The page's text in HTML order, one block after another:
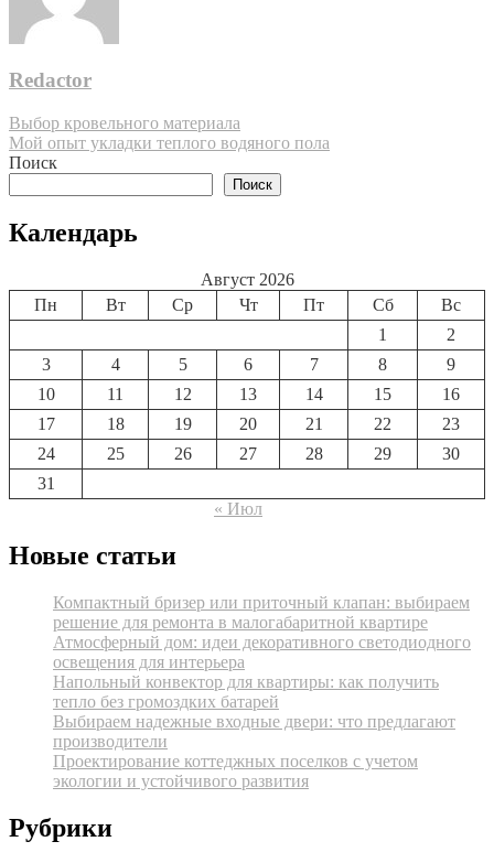
Redactor
Навигация
по
Выбор кровельного материала
Мой опыт укладки теплого водяного пола
Поиск
Поиск
Календарь
Август 2026
Пн
Вт Ср Чт Пт Сб
Вс
1
2
3
4 5 6 7 8
9
10
11 12 13 14 15
16
17
18 19 20 21 22
23
24
25 26 27 28 29
30
31
« Июл
Новые статьи
Компактный бризер или приточный клапан: выбираем
решение для ремонта в малогабаритной квартире
Атмосферный дом: идеи декоративного светодиодного
освещения для интерьера
Напольный конвектор для квартиры: как получить
тепло без громоздких батарей
Выбираем надежные входные двери: что предлагают
производители
Проектирование коттеджных поселков с учетом
экологии и устойчивого развития
Рубрики